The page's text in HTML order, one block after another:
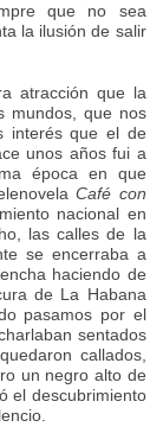
que no sea
la ilusión de salir
atracción que la
mundos, que nos
interés que el de
unos años fui a
época en que
Café con
nacional en
las calles de la
se encerraba a
haciendo de
de La Habana
pasamos por el
sentados
callados,
un negro alto de
el descubrimiento